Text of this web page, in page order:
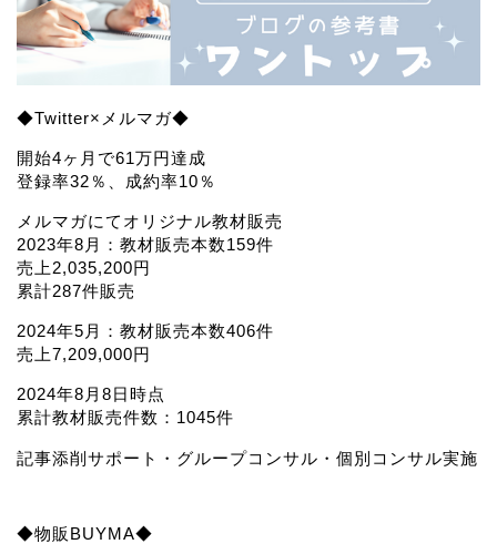
◆Twitter×メルマガ◆
開始4ヶ月で61万円達成
登録率32％、成約率10％
メルマガにてオリジナル教材販売
2023年8月：教材販売本数159件
売上2,035,200円
累計287件販売
2024年5月：教材販売本数406件
売上7,209,000円
2024年8月8日時点
累計教材販売件数：1045件
記事添削サポート・グループコンサル・個別コンサル実施
◆物販BUYMA◆